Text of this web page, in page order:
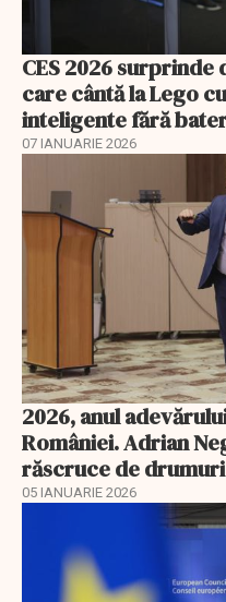
CES 2026 surprinde
care cântă la Lego
inteligente fără
07 IANUARIE 2026
2026, anul
României. Adrian
răscruce de drumuri
05 IANUARIE 2026